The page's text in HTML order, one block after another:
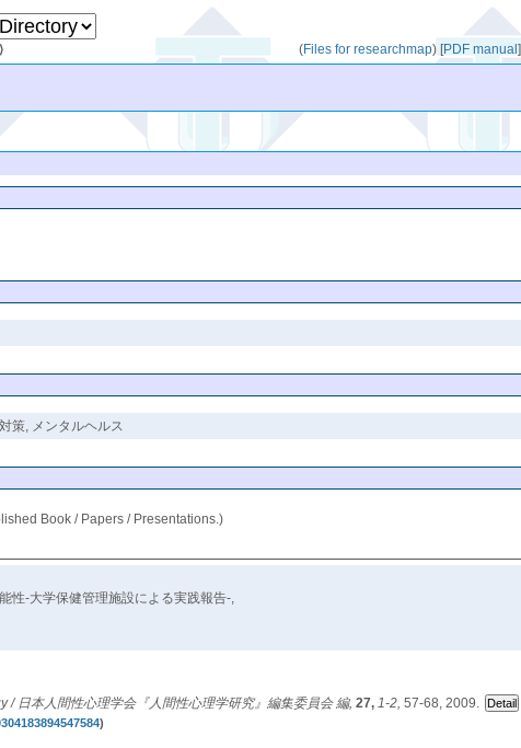
⟩ (Files for researchmap) [PDF manual]
策, メンタルヘルス
Book / Papers / Presentations.)
性-大学保健管理施設による実践報告-,
日本人間性心理学会『人間性心理学研究』編集委員会 編,27,1-2,57-68, 2009.
)